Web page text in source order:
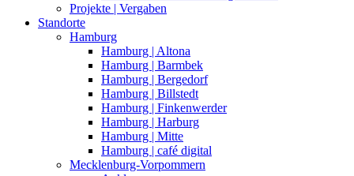
Projekte | Vergaben
Standorte
Hamburg
Hamburg | Altona
Hamburg | Barmbek
Hamburg | Bergedorf
Hamburg | Billstedt
Hamburg | Finkenwerder
Hamburg | Harburg
Hamburg | Mitte
Hamburg | café digital
Mecklenburg-Vorpommern